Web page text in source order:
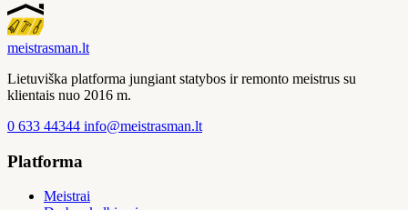
meistrasman.lt
Lietuviška platforma jungiant statybos ir remonto meistrus su
klientais nuo 2016 m.
0 633 44344 info@meistrasman.lt
Platforma
Meistrai